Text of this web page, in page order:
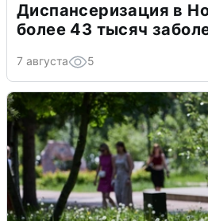
Диспансеризация в
более 43 тысяч
7 августа 5